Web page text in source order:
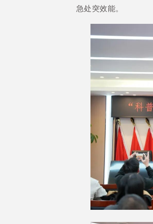
急处突效能。